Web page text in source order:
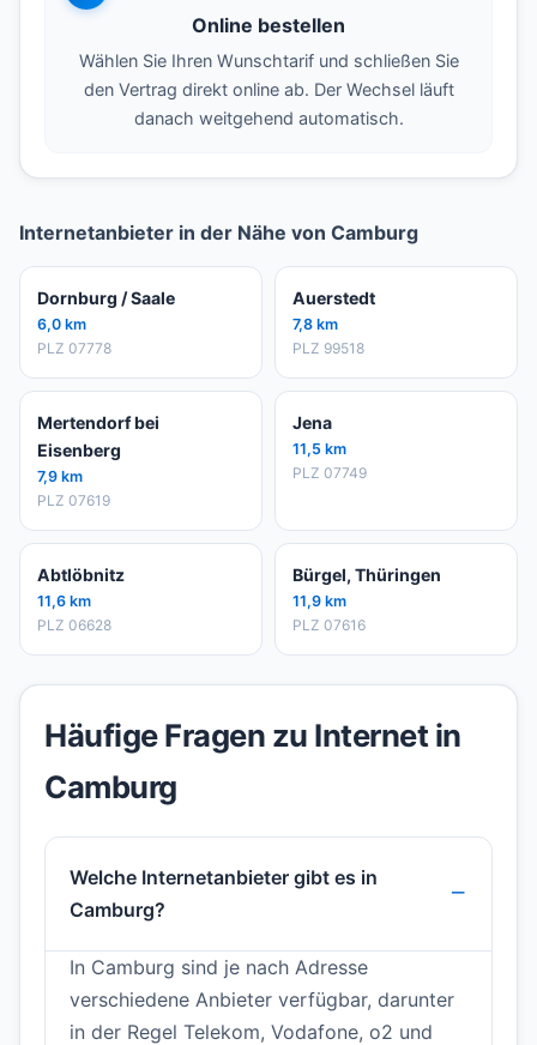
Online bestellen
Wählen Sie Ihren Wunschtarif und schließen Sie
den Vertrag direkt online ab. Der Wechsel läuft
danach weitgehend automatisch.
Internetanbieter in der Nähe von Camburg
Dornburg / Saale
6,0 km
PLZ 07778
Auerstedt
7,8 km
PLZ 99518
Mertendorf bei
Eisenberg
7,9 km
PLZ 07619
Jena
11,5 km
PLZ 07749
Abtlöbnitz
11,6 km
PLZ 06628
Bürgel, Thüringen
11,9 km
PLZ 07616
Häufige Fragen zu Internet in
Camburg
Welche Internetanbieter gibt es in
Camburg?
In Camburg sind je nach Adresse
verschiedene Anbieter verfügbar, darunter
in der Regel Telekom, Vodafone, o2 und